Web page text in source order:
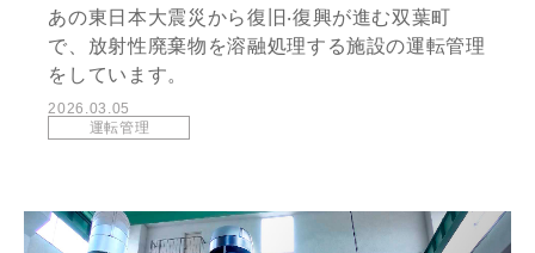
あの東⽇本⼤震災から復旧‧復興が進む双葉町
で、放射性廃棄物を溶融処理する施設の運転管理
をしています。
2026.03.05
運転管理